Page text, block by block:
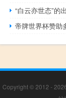
“白云亦世态”的
帝牌世界杯赞助
Copyright © 2012 -